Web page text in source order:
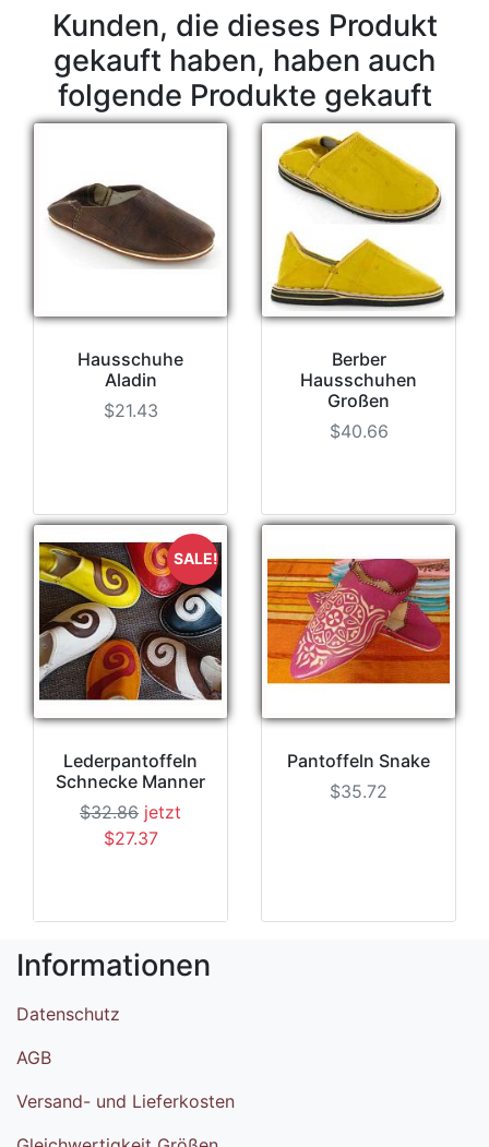
Kunden, die dieses Produkt
gekauft haben, haben auch
folgende Produkte gekauft
Hausschuhe
Aladin
$21.43
Berber
Hausschuhen
Großen
$40.66
Lederpantoffeln
Schnecke Manner
$32.86 jetzt
$27.37
SALE!
Pantoffeln Snake
$35.72
Informationen
Datenschutz
AGB
Versand- und Lieferkosten